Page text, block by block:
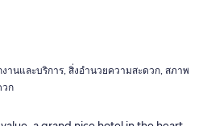
านและบริการ, สิ่งอำนวยความสะดวก, สภาพ
วก